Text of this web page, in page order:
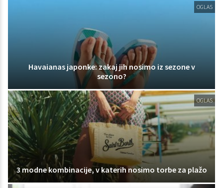
OGLAS
Havaianas japonke: zakaj jih nosimo iz sezone v
sezono?
OGLAS
3 modne kombinacije, v katerih nosimo torbe za plažo